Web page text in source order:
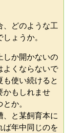
、どのような工
ょうか。
しか開かないの
よくならないで
使い続けると
かもしれませ
か。
、と某飼育本に
ば年中同じのを